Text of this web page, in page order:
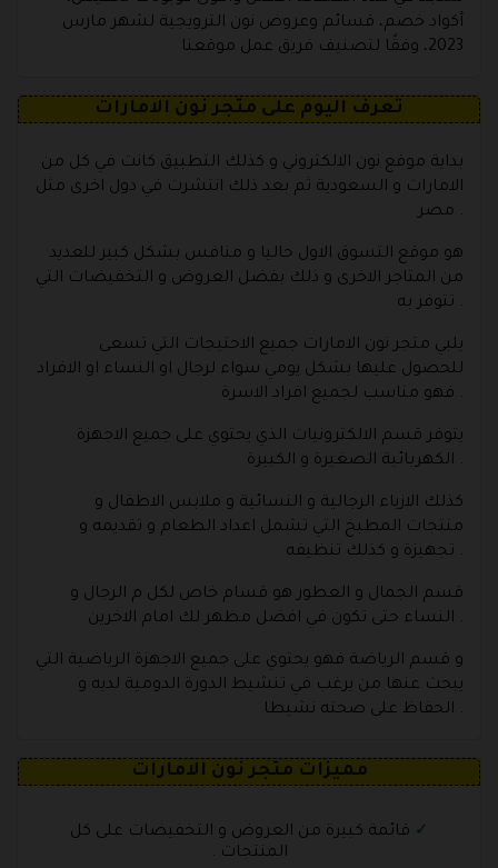
أكواد خصم، قسائم وعروض نون الترويجية لشهر مارس
2023، وفقًا لتصنيف فريق عمل موقعنا
تعرف اليوم على متجر نون الامارات
بداية موقع نون الالكتروني و كذلك التطبيق كانت في كل من
الامارات و السعودية ثم بعد ذلك انتشرت في دول اخرى مثل
مصر .
هو موقع التسوق الاول حاليا و منافس بشكل كبير للعديد
من المتاجر الاخرى و ذلك بفضل العروض و التخفيضات التي
تتوفر به .
يلبي متجر نون الامارات جميع الاحتيجات التي تسعى
للحصول عليها بشكل يومي سواء لرجال او النساء او الافراد
فهو مناسب لجميع افراد الاسرة .
يتوفر قسم الالكترونيات الذي يحتوي على جميع الاجهزة
الكهربائية الصغيرة و الكبيرة .
كذلك الازياء الرجالية و النسائية و ملابس الاطفال و
منتجات المطبخ التي تشمل اعداد الطعام و تقديمه و
تجهيزة و كذلك تنظيفه .
قسم الجمال و العطور هو قسام خاص لكل م الرجال و
النساء حتى تكون في افضل مظهر لك امام الاخرين .
و قسم الرياضة فهو يحتوي على جميع الاجهزة الرياضية التي
يبحث عنها من يرغب في تنشيط الدورة الدومية لديه و
الحفاظ على صحته نشيطا .
مميزات متجر نون الامارات
قائمة كبيرة من العروض و التخفيضات على كل
المنتجات .